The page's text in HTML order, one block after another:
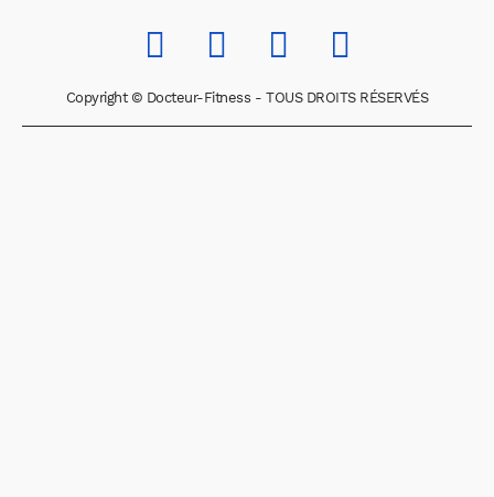
Copyright © Docteur-Fitness - TOUS DROITS RÉSERVÉS